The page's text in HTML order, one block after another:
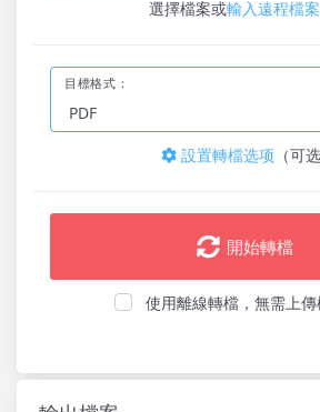
選擇檔案或輸入遠程檔
目標格式：
設置轉檔选项 （可选
開始轉檔
使用離線轉檔，無需上傳